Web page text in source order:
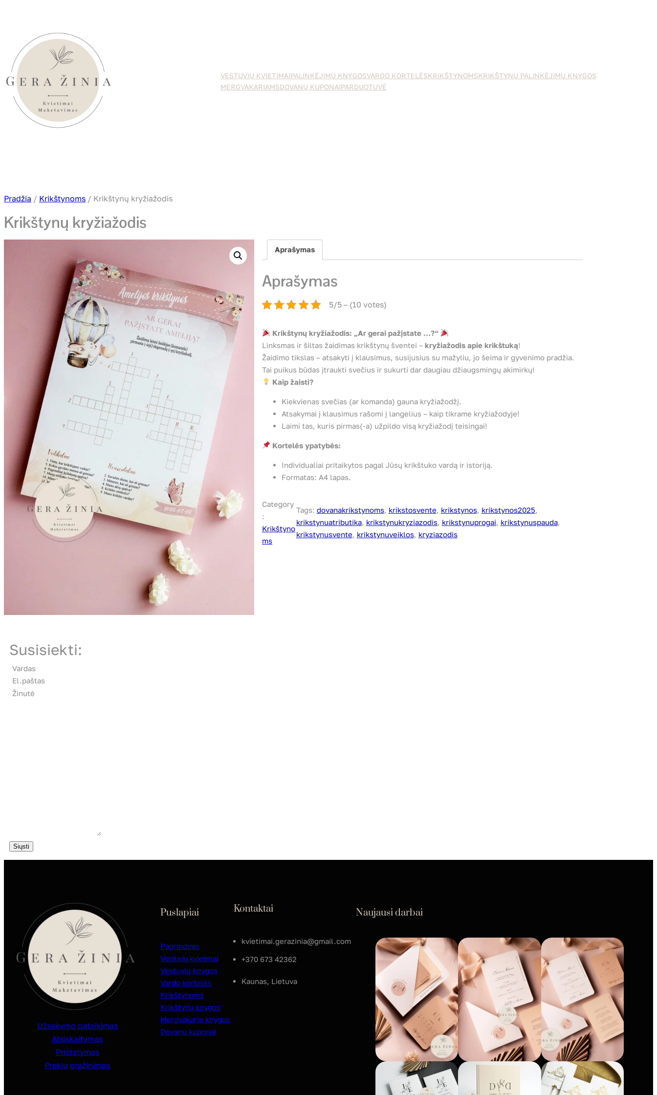
VESTUVIŲ KVIETIMAIPALINKĖJIMŲ KNYGOSVARDO KORTELĖSKRIKŠTYNOMSKRIKŠTYNŲ PALINKĖJIMŲ KNYGOS
MERGVAKARIAMSDOVANŲ KUPONAIPARDUOTUVĖ
Pradžia / Krikštynoms / Krikštynų kryžiažodis
Krikštynų kryžiažodis
Aprašymas
Aprašymas
5/5 – (10 votes)
Krikštynų kryžiažodis: „Ar gerai pažįstate …?“
Linksmas ir šiltas žaidimas krikštynų šventei – kryžiažodis apie krikštuką!
Žaidimo tikslas – atsakyti į klausimus, susijusius su mažyliu, jo šeima ir gyvenimo pradžia.
Tai puikus būdas įtraukti svečius ir sukurti dar daugiau džiaugsmingų akimirkų!
Kaip žaisti?
Kiekvienas svečias (ar komanda) gauna kryžiažodžį.
Atsakymai į klausimus rašomi į langelius – kaip tikrame kryžiažodyje!
Laimi tas, kuris pirmas(-a) užpildo visą kryžiažodį teisingai!
Kortelės ypatybės:
Individualiai pritaikytos pagal Jūsų krikštuko vardą ir istoriją.
Formatas: A4 lapas.
Category
:
Krikštyno
ms
Tags: dovanakrikstynoms, krikstosvente, krikstynos, krikstynos2025
krikstynuatributika, krikstynukryziazodis, krikstynuprogai, krikstynuspauda
krikstynusvente, krikstynuveiklos, kryziazodis
Susisiekti:
Vardas
El.paštas
Žinutė
Siųsti
Užsakymo pateikimas
Atsiskaitymas
Pristatymas
Prekių grąžinimas
Puslapiai
Pagrindinis
Vestuvių kvietimai
Vestuvių knygos
Vardo kortelės
Krikštynoms
Krikštynų knygos
Mergvakario knygos
Dovanų kuponai
Kontaktai
kvietimai.gerazinia@gmail.com
+370 673 42362
Kaunas, Lietuva
Naujausi darbai